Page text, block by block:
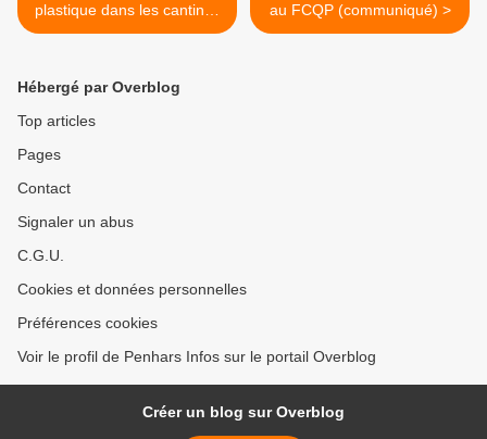
plastique dans les cantines
de QBO : des essais à
au FCQP (communiqué) >
Hébergé par Overblog
Top articles
Pages
Contact
Signaler un abus
C.G.U.
Cookies et données personnelles
Préférences cookies
Voir le profil de Penhars Infos sur le portail Overblog
Créer un blog sur Overblog